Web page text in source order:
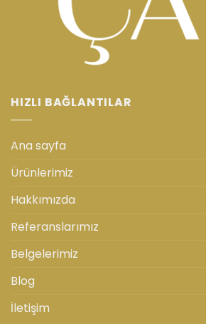
HIZLI BAĞLANTILAR
Ana sayfa
Ürünlerimiz
Hakkımızda
Referanslarımız
Belgelerimiz
Blog
İletişim